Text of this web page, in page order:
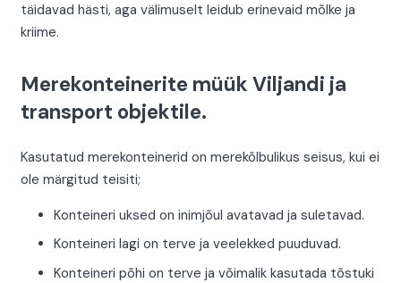
täidavad hästi, aga välimuselt leidub erinevaid mõlke ja
kriime.
Merekonteinerite müük Viljandi ja
transport objektile.
Kasutatud merekonteinerid on merekõlbulikus seisus, kui ei
ole märgitud teisiti;
Konteineri uksed on inimjõul avatavad ja suletavad.
Konteineri lagi on terve ja veelekked puuduvad.
Konteineri põhi on terve ja võimalik kasutada tõstuki